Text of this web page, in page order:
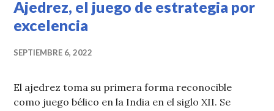
Ajedrez, el juego de estrategia por
excelencia
SEPTIEMBRE 6, 2022
El ajedrez toma su primera forma reconocible
como juego bélico en la India en el siglo XII. Se